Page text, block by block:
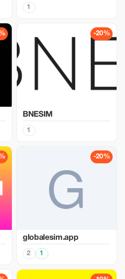
1
-20%
BNESIM
1
-20%
globalesim.app
2 1